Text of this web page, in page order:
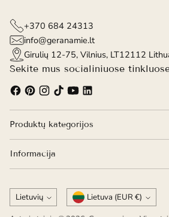
+370 684 24313
info@geranamie.lt
Girulių 12-75, Vilnius, LT12112
Sekite mus socialiniuose
Produktų kategorijos
Informacija
Kalba
Lietuvių Valiuta
Lietuva (EUR €)